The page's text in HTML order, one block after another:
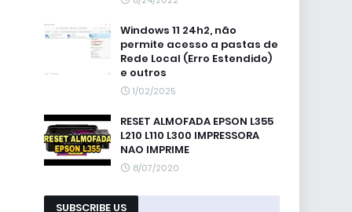
Windows 11 24h2, não
permite acesso a pastas de
Rede Local (Erro Estendido)
e outros
1/02/2025
RESET ALMOFADA EPSON L355
L210 L110 L300 IMPRESSORA
NAO IMPRIME
8/07/2020
SUBSCRIBE US